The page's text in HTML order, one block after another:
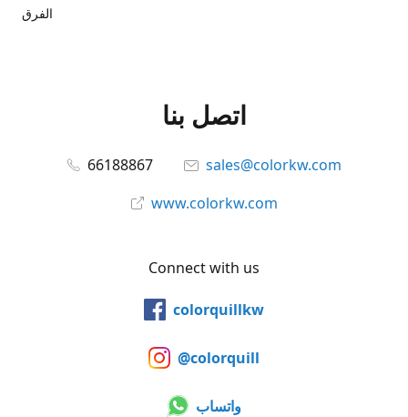
الفرق
اتصل بنا
66188867
sales@colorkw.com
www.colorkw.com
Connect with us
colorquillkw
@colorquill
واتساب